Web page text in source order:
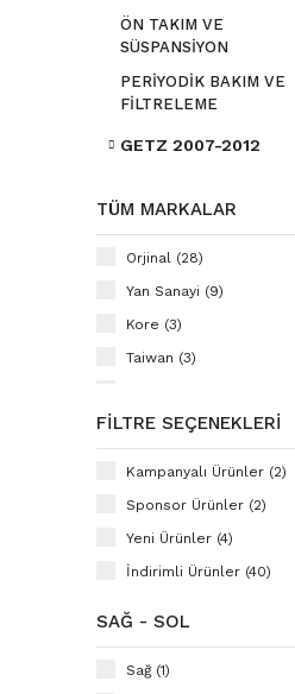
ÖN TAKIM VE
SÜSPANSİYON
PERİYODİK BAKIM VE
FİLTRELEME
GETZ 2007-2012
TÜM MARKALAR
Orjinal (28)
Yan Sanayi (9)
Kore (3)
Taiwan (3)
BSG (1)
SKF (1)
FILTRE SEÇENEKLERI
Kampanyalı Ürünler (2)
Sponsor Ürünler (2)
Yeni Ürünler (4)
İndirimli Ürünler (40)
SAĞ - SOL
Sağ (1)